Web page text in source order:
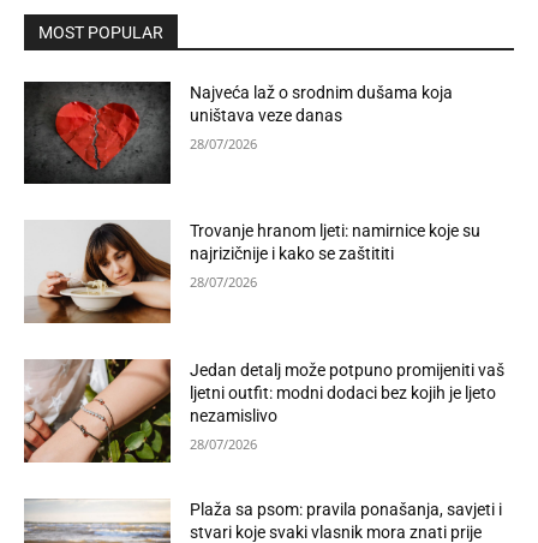
MOST POPULAR
Najveća laž o srodnim dušama koja
uništava veze danas
28/07/2026
Trovanje hranom ljeti: namirnice koje su
najrizičnije i kako se zaštititi
28/07/2026
Jedan detalj može potpuno promijeniti vaš
ljetni outfit: modni dodaci bez kojih je ljeto
nezamislivo
28/07/2026
Plaža sa psom: pravila ponašanja, savjeti i
stvari koje svaki vlasnik mora znati prije